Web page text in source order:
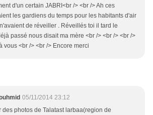
d'un certain JABRI<br /> <br /> Ah ces
les gardiens du temps pour les habitants d'air
de réveiller . Réveillés toi il tard le
passé nous disait ma mère <br /> <br /> <br />
vous <br /> <br /> Encore merci
05/11/2014 23:12
des photos de Talatast larbaa(region de